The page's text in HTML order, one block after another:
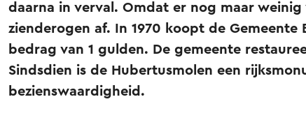
daarna in verval. Omdat er nog maar
zienderogen af. In 1970 koopt de
bedrag van 1 gulden. De gemeente
Sindsdien is de Hubertusmolen een
bezienswaardigheid.